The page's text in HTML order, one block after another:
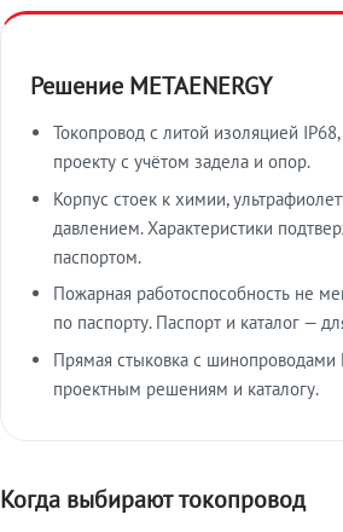
Решение METAENERGY
Токопровод с литой изоляцией
проекту с учётом задела и опор.
Корпус стоек к химии,
давлением. Характеристики
паспортом.
Пожарная работоспособность не
по паспорту. Паспорт и каталог —
Прямая стыковка с
проектным решениям и каталогу.
Когда выбирают токопровод